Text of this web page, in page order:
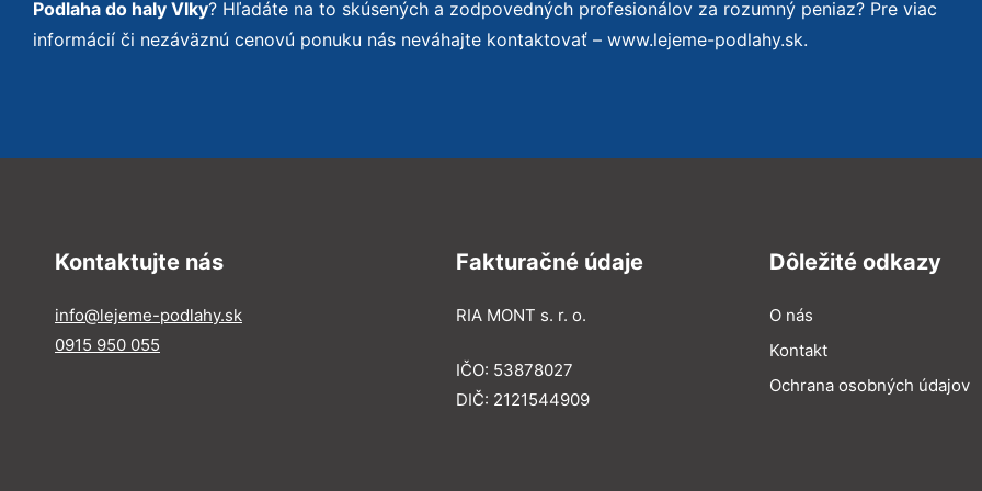
Podlaha do haly Vlky? Hľadáte na to skúsených a zodpovedných profesionálov za rozumný peniaz? Pre viac
informácií či nezáväznú cenovú ponuku nás neváhajte kontaktovať – www.lejeme-podlahy.sk.
Kontaktujte nás
info@lejeme-podlahy.sk
0915 950 055
Fakturačné údaje
RIA MONT s. r. o.
IČO: 53878027
DIČ: 2121544909
Dôležité odkazy
O nás
Kontakt
Ochrana osobných údajov